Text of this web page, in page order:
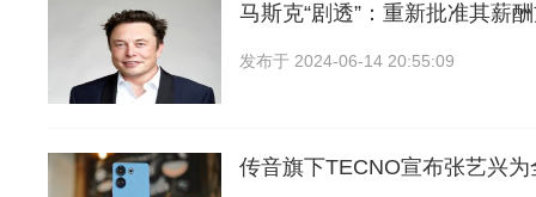
马斯克“剧透”：重新批准其薪
发布于 2024-06-14 20:55:09
传音旗下TECNO宣布张艺兴